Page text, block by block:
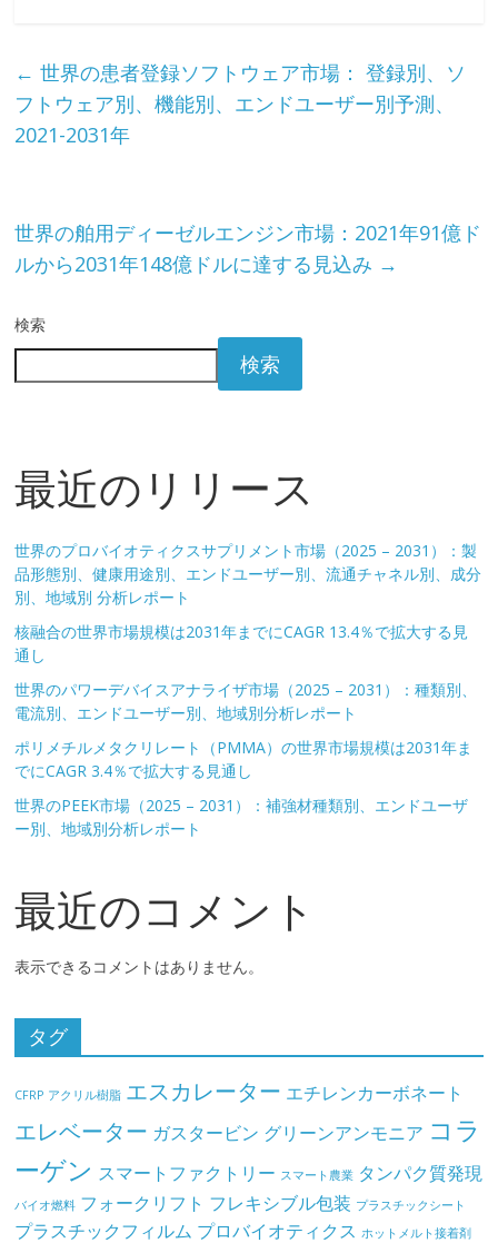
← 世界の患者登録ソフトウェア市場： 登録別、ソ
フトウェア別、機能別、エンドユーザー別予測、
2021-2031年
世界の舶用ディーゼルエンジン市場：2021年91億ド
ルから2031年148億ドルに達する見込み →
検索
検索
最近のリリース
世界のプロバイオティクスサプリメント市場（2025 – 2031）：製
品形態別、健康用途別、エンドユーザー別、流通チャネル別、成分
別、地域別 分析レポート
核融合の世界市場規模は2031年までにCAGR 13.4％で拡大する見
通し
世界のパワーデバイスアナライザ市場（2025 – 2031）：種類別、
電流別、エンドユーザー別、地域別分析レポート
ポリメチルメタクリレート（PMMA）の世界市場規模は2031年ま
でにCAGR 3.4％で拡大する見通し
世界のPEEK市場（2025 – 2031）：補強材種類別、エンドユーザ
ー別、地域別分析レポート
最近のコメント
表示できるコメントはありません。
タグ
CFRP アクリル樹脂 エスカレーター エチレンカーボネート
エレベーター ガスタービン グリーンアンモニア コラ
ーゲン スマートファクトリー スマート農業 タンパク質発現
バイオ燃料 フォークリフト フレキシブル包装 プラスチックシート
プラスチックフィルム プロバイオティクス ホットメルト接着剤